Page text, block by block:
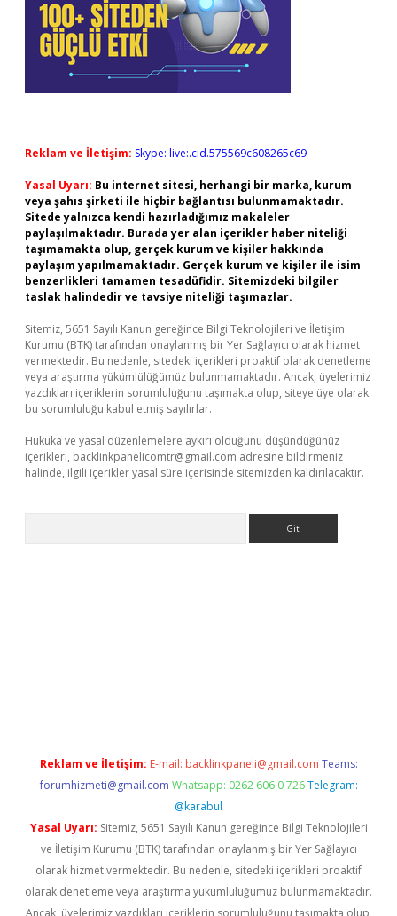
Reklam ve İletişim: Skype: live:.cid.575569c608265c69
Yasal Uyarı: Bu internet sitesi, herhangi bir marka, kurum
veya şahıs şirketi ile hiçbir bağlantısı bulunmamaktadır.
Sitede yalnızca kendi hazırladığımız makaleler
paylaşılmaktadır. Burada yer alan içerikler haber niteliği
taşımamakta olup, gerçek kurum ve kişiler hakkında
paylaşım yapılmamaktadır. Gerçek kurum ve kişiler ile isim
benzerlikleri tamamen tesadüfidir. Sitemizdeki bilgiler
taslak halindedir ve tavsiye niteliği taşımazlar.
Sitemiz, 5651 Sayılı Kanun gereğince Bilgi Teknolojileri ve İletişim
Kurumu (BTK) tarafından onaylanmış bir Yer Sağlayıcı olarak hizmet
vermektedir. Bu nedenle, sitedeki içerikleri proaktif olarak denetleme
veya araştırma yükümlülüğümüz bulunmamaktadır. Ancak, üyelerimiz
yazdıkları içeriklerin sorumluluğunu taşımakta olup, siteye üye olarak
bu sorumluluğu kabul etmiş sayılırlar.
Hukuka ve yasal düzenlemelere aykırı olduğunu düşündüğünüz
içerikleri, backlinkpanelicomtr@gmail.com adresine bildirmeniz
halinde, ilgili içerikler yasal süre içerisinde sitemizden kaldırılacaktır.
Reklam ve İletişim: E-mail: backlinkpaneli@gmail.com Teams:
forumhizmeti@gmail.com Whatsapp: 0262 606 0 726 Telegram:
@karabul
Yasal Uyarı: Sitemiz, 5651 Sayılı Kanun gereğince Bilgi Teknolojileri
ve İletişim Kurumu (BTK) tarafından onaylanmış bir Yer Sağlayıcı
olarak hizmet vermektedir. Bu nedenle, sitedeki içerikleri proaktif
olarak denetleme veya araştırma yükümlülüğümüz bulunmamaktadır.
Ancak, üyelerimiz yazdıkları içeriklerin sorumluluğunu taşımakta olup,